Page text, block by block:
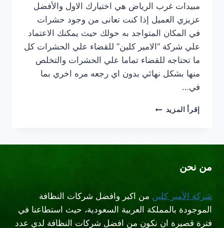
مبيدات غرب الرياض هي اختيارك الاول والأفضل
عزيزي العميل إذا كنت تعانى من وجود حشرات
في المكان المتواجد به حولك حيث يمكنك الاعتماد
علي شركة “الامير كلين” للقضاء علي الحشرات كل
ما تحتاجه للقضاء تماما علي الحشرات والتخلص
منها بشكل نهائي بدون اي رجعه مره اخري بما
في…
إقرأ المزيد شركة
من نحن
شركة الأمير كلين من اكبر وافضل شركات النظافة
الموجودة بالمملكة العربية السعودية، حيث استطاعنا في
فترة قصيرة ان نكون من افضل شركات النظافة لدي عدد